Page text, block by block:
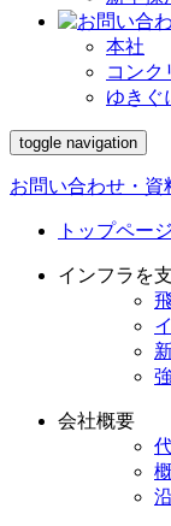
本社
コンク
ゆきぐ
toggle navigation
お問い合わせ・資
トップページ
インフラを
会社概要